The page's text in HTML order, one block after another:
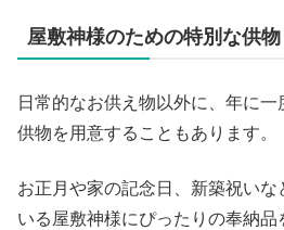
屋敷神様のための特別な供物
日常的なお供え物以外に、年に
供物を用意することもあります。
お正月や家の記念日、新築祝い
いる屋敷神様にぴったりの奉納品